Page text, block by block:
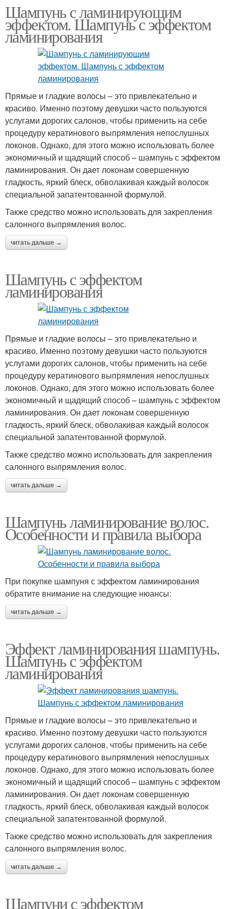
Шампунь с ламинирующим
эффектом. Шампунь с эффектом
ламинирования
Прямые и гладкие волосы – это привлекательно и
красиво. Именно поэтому девушки часто пользуются
услугами дорогих салонов, чтобы применить на себе
процедуру кератинового выпрямления непослушных
локонов. Однако, для этого можно использовать более
экономичный и щадящий способ – шампунь с эффектом
ламинирования. Он дает локонам совершенную
гладкость, яркий блеск, обволакивая каждый волосок
специальной запатентованной формулой.
Также средство можно использовать для закрепления
салонного выпрямления волос.
читать дальше →
Шампунь с эффектом
ламинирования
Прямые и гладкие волосы – это привлекательно и
красиво. Именно поэтому девушки часто пользуются
услугами дорогих салонов, чтобы применить на себе
процедуру кератинового выпрямления непослушных
локонов. Однако, для этого можно использовать более
экономичный и щадящий способ – шампунь с эффектом
ламинирования. Он дает локонам совершенную
гладкость, яркий блеск, обволакивая каждый волосок
специальной запатентованной формулой.
Также средство можно использовать для закрепления
салонного выпрямления волос.
читать дальше →
Шампунь ламинирование волос.
Особенности и правила выбора
При покупке шампуня с эффектом ламинирования
обратите внимание на следующие нюансы:
читать дальше →
Эффект ламинирования шампунь.
Шампунь с эффектом
ламинирования
Прямые и гладкие волосы – это привлекательно и
красиво. Именно поэтому девушки часто пользуются
услугами дорогих салонов, чтобы применить на себе
процедуру кератинового выпрямления непослушных
локонов. Однако, для этого можно использовать более
экономичный и щадящий способ – шампунь с эффектом
ламинирования. Он дает локонам совершенную
гладкость, яркий блеск, обволакивая каждый волосок
специальной запатентованной формулой.
Также средство можно использовать для закрепления
салонного выпрямления волос.
читать дальше →
Шампуни с эффектом